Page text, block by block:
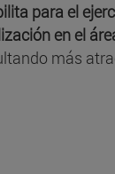
para el
en el
más